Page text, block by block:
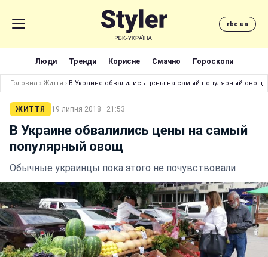
rbc.ua
Люди Тренди Корисне Смачно Гороскопи
Головна › Життя › В Украине обвалились цены на самый популярный овощ
ЖИТТЯ 19 липня 2018 · 21:53
В Украине обвалились цены на самый
популярный овощ
Обычные украинцы пока этого не почувствовали